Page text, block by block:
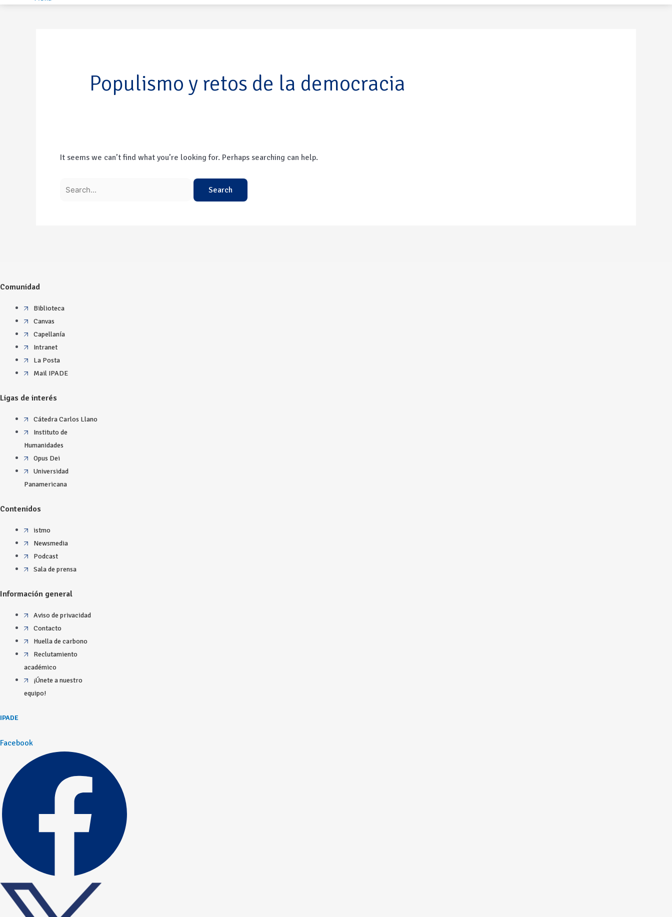
Populismo y retos de la democracia
It seems we can’t find what you’re looking for. Perhaps searching can help.
Comunidad
Biblioteca
Canvas
Capellanía
Intranet
La Posta
Mail IPADE
Ligas de interés
Cátedra Carlos Llano
Instituto de
Humanidades
Opus Dei
Universidad
Panamericana
Contenidos
istmo
Newsmedia
Podcast
Sala de prensa
Información general
Aviso de privacidad
Contacto
Huella de carbono
Reclutamiento
académico
¡Únete a nuestro
equipo!
IPADE
Facebook